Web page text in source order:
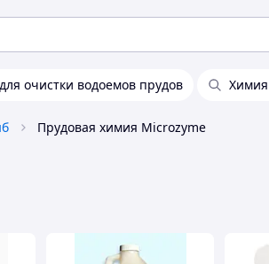
очистки водоемов прудов
Прудовая химия Microzyme